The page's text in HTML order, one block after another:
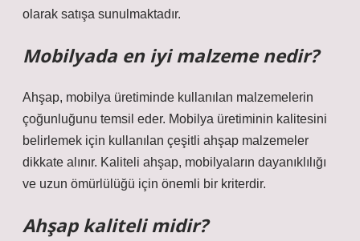
olarak satışa sunulmaktadır.
Mobilyada en iyi malzeme nedir?
Ahşap, mobilya üretiminde kullanılan malzemelerin
çoğunluğunu temsil eder. Mobilya üretiminin kalitesini
belirlemek için kullanılan çeşitli ahşap malzemeler
dikkate alınır. Kaliteli ahşap, mobilyaların dayanıklılığı
ve uzun ömürlülüğü için önemli bir kriterdir.
Ahşap kaliteli midir?